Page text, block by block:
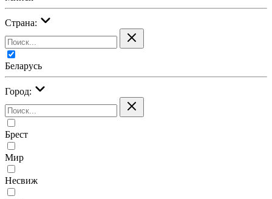
Страна:
Беларусь
Город:
Брест
Мир
Несвиж